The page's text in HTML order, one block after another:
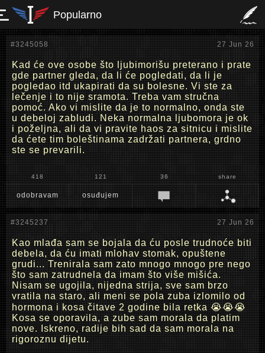
Popularno
#3245058 27 Jun 26
Kad će ove osobe što ljubimorišu preterano i prate
gde partner gleda, da li će pogledati, da li je
pogledao itd ukapirati da su bolesne. Vi ste za
lečenje i to nije sramota. Treba vam stručna
pomoć. Ako vi mislite da je to normalno, onda ste
u debeloj zabludi. Neka normalna ljubomora je ok
i poželjna, ali da vi pravite haos za sitnicu i mislite
da ćete tim boleštinama zadržati partnera, grdno
ste se prevarili.
418 121 36 share
odobravam osuđujem
#3245237 27 Jun 26
Kao mlađa sam se bojala da ću posle trudnoće biti
debela, da ću imati mlohav stomak, opuštene
grudi... Trenirala sam zato mnogo mnogo pre nego
što sam zatrudnela da imam što više mišića.
Nisam se ugojila, nijedna strija, sve sam brzo
vratila na staro, ali meni se pola zuba izlomilo od
hormona i kosa čitave 2 godine bila retka 😭😭😭
Kosa se oporavila, a zube sam morala da platim
nove. Iskreno, radije bih sad da sam morala na
rigoroznu dijetu.